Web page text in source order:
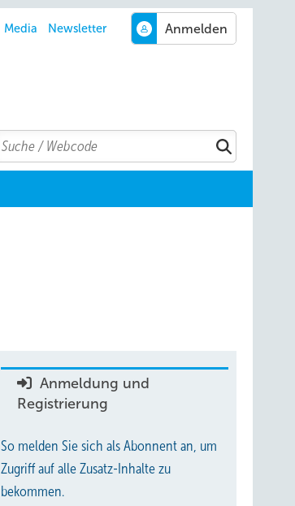
Media Newsletter
Search
Suchen
Anmeldung und
Registrierung
So melden Sie sich als Abonnent an, um
Zugriff auf alle Zusatz-Inhalte zu
bekommen.